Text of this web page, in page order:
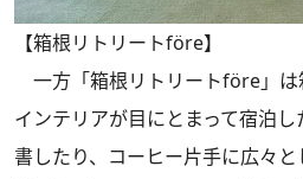
【箱根リトリートföre】
一方「箱根リトリートföre」は
インテリアが目にとまって宿泊
書したり、コーヒー片手に広々